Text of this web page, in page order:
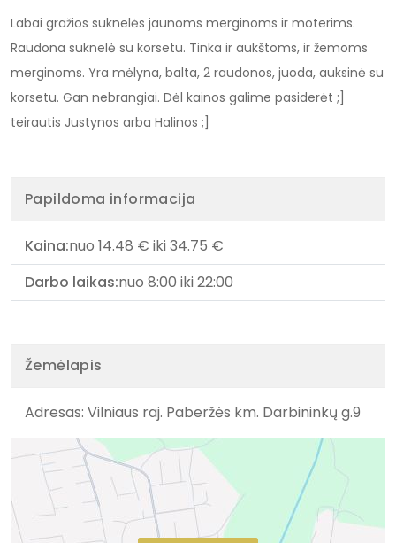
Labai gražios suknelės jaunoms merginoms ir moterims.
Raudona suknelė su korsetu. Tinka ir aukštoms, ir žemoms
merginoms. Yra mėlyna, balta, 2 raudonos, juoda, auksinė su
korsetu. Gan nebrangiai. Dėl kainos galime pasiderėt ;]
teirautis Justynos arba Halinos ;]
Papildoma informacija
Kaina:nuo 14.48 € iki 34.75 €
Darbo laikas:nuo 8:00 iki 22:00
Žemėlapis
Adresas: Vilniaus raj. Paberžės km. Darbininkų g.9